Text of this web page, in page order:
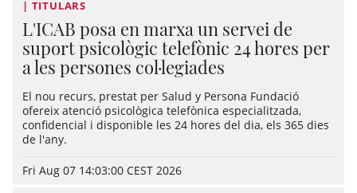
| TITULARS
L'ICAB posa en marxa un servei de
suport psicològic telefònic 24 hores per
a les persones col·legiades
El nou recurs, prestat per Salud y Persona Fundació
ofereix atenció psicològica telefònica especialitzada,
confidencial i disponible les 24 hores del dia, els 365 dies
de l'any.
Fri Aug 07 14:03:00 CEST 2026